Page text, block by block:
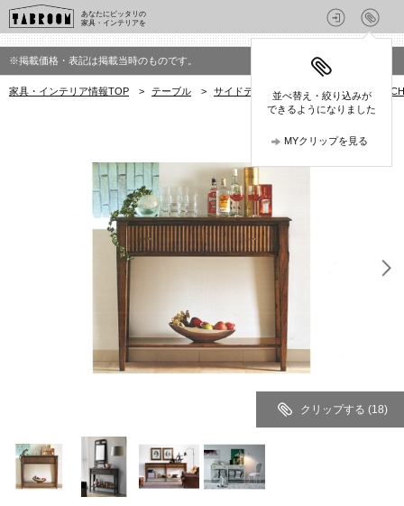
あなたにピッタリの
家具・インテリアを
並べ替え・絞り込みが
できるようになりました
MYクリップを見る
※掲載価格・表記は掲載当時のものです。
家具・インテリア情報TOP > テーブル > サイドテーブル > マルケッティ
クリップする (18)